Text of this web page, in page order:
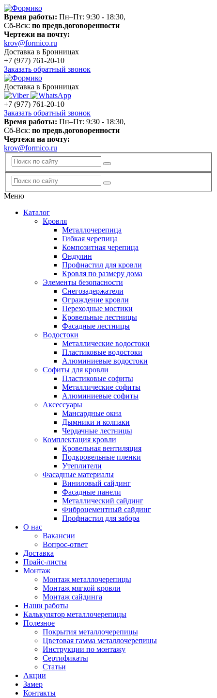
Время работы: Пн–Пт: 9:30 - 18:30,
Сб-Вск: по предв.договоренности
Чертежи на почту:
krov@formico.ru
Доставка в Бронницах
+7 (977) 761-20-10
Заказать обратный звонок
Доставка в Бронницах
+7 (977) 761-20-10
Заказать обратный звонок
Время работы: Пн–Пт: 9:30 - 18:30,
Сб-Вск: по предв.договоренности
Чертежи на почту:
krov@formico.ru
Меню
Каталог
Кровля
Металлочерепица
Гибкая черепица
Композитная черепица
Ондулин
Профнастил для кровли
Кровля по размеру дома
Элементы безопасности
Снегозадержатели
Ограждение кровли
Переходные мостики
Кровельные лестницы
Фасадные лестницы
Водостоки
Металлические водостоки
Пластиковые водостоки
Алюминиевые водостоки
Софиты для кровли
Пластиковые софиты
Металлические софиты
Алюминиевые софиты
Аксессуары
Мансардные окна
Дымники и колпаки
Чердачные лестницы
Комплектация кровли
Кровельная вентиляция
Подкровельные пленки
Утеплители
Фасадные материалы
Виниловый сайдинг
Фасадные панели
Металлический сайдинг
Фиброцементный сайдинг
Профнастил для забора
О нас
Вакансии
Вопрос-ответ
Доставка
Прайс-листы
Монтаж
Монтаж металлочерепицы
Монтаж мягкой кровли
Монтаж сайдинга
Наши работы
Калькулятор металлочерепицы
Полезное
Покрытия металлочерепицы
Цветовая гамма металлочерепицы
Инструкции по монтажу
Сертификаты
Статьи
Акции
Замер
Контакты